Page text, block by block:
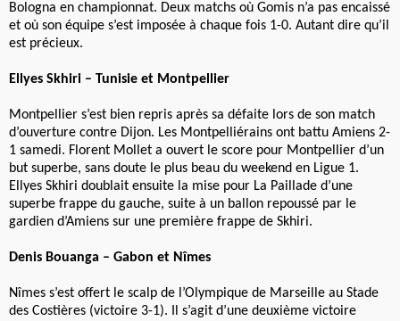
Bologna en championnat. Deux matchs où Gomis n’a pas encaissé
et où son équipe s’est imposée à chaque fois 1-0. Autant dire qu’il
est précieux.
Ellyes Skhiri – Tunisie et Montpellier
Montpellier s’est bien repris après sa défaite lors de son match
d’ouverture contre Dijon. Les Montpelliérains ont battu Amiens 2-
1 samedi. Florent Mollet a ouvert le score pour Montpellier d’un
but superbe, sans doute le plus beau du weekend en Ligue 1.
Ellyes Skhiri doublait ensuite la mise pour La Paillade d’une
superbe frappe du gauche, suite à un ballon repoussé par le
gardien d’Amiens sur une première frappe de Skhiri.
Denis Bouanga – Gabon et Nîmes
Nîmes s’est offert le scalp de l’Olympique de Marseille au Stade
des Costières (victoire 3-1). Il s’agit d’une deuxième victoire